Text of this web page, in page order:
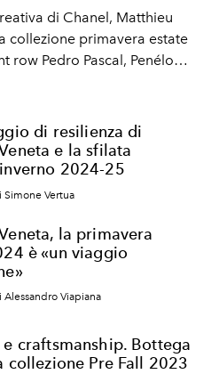
di Chanel, Matthieu
collezione primavera estate
row Pedro Pascal, Penélope
Glenn Martens, Naomi
di resilienza di
e la sfilata
2024-25
Simone Vertua
la primavera
è «un viaggio
Viapiana
e craftsmanship. Bottega
collezione Pre Fall 2023